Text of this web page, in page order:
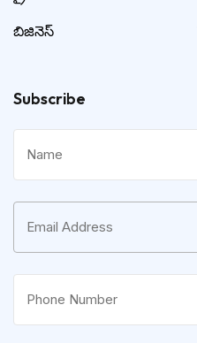
బిజినెస్
Subscribe